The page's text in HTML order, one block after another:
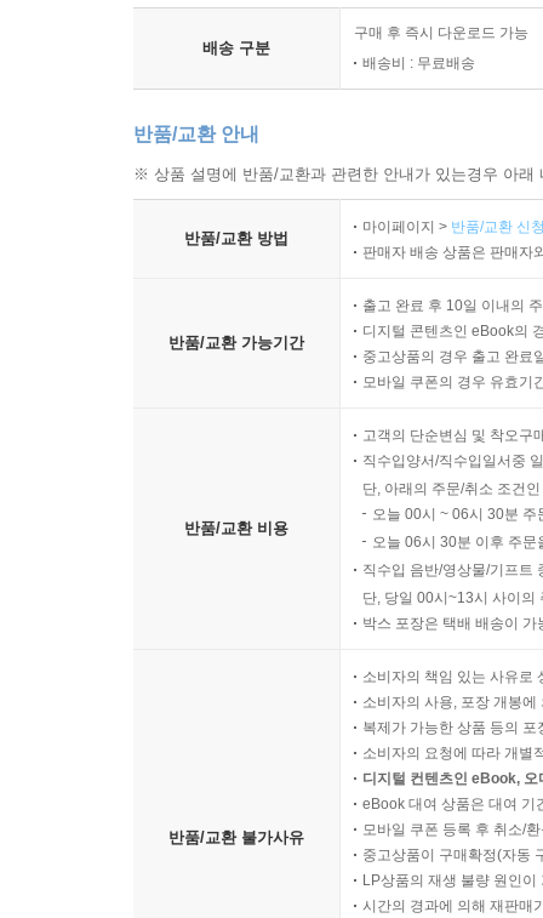
부적합 시공의 판정과 조치 기준
공정 진행률의 확인과 관리 기준
9장 설계변경과 계약 관련 감리 업무
설계변경 발생 원인의 유형
물량 변동의 확인과 기록 기준
추가 공사와 누락 공사의 처리 기준
계약 관련 문서의 검토와 관리
10장 준공 단계의 감리 기준과 문서 정리
준공 전 종합 점검의 수행 기준
준공도서와 제출서류의 검토 기준
준공 보고서의 작성과 보관 기준
배송 구분
구매 후 즉시 다운로드 가능
배송비 : 무료배송
반품/교환 안내
※ 상품 설명에 반품/교환과 관련한 안내가 있는경우 아
반품/교환 방법
마이페이지 > 반품/교환 신
판매자 배송 상품은 판매자
반품/교환 가능기간
출고 완료 후 10일 이내의
디지털 콘텐츠인 eBook의
중고상품의 경우 출고 완료
모바일 쿠폰의 경우 유효기
반품/교환 비용
고객의 단순변심 및 착오구
직수입양서/직수입일서중
단, 아래의 주문/취소 조건
오늘 00시 ~ 06시 30분
오늘 06시 30분 이후 주
직수입 음반/영상물/기프트
단, 당일 00시~13시 사이의
박스 포장은 택배 배송이
반품/교환 불가사유
소비자의 책임 있는 사유로
소비자의 사용, 포장 개봉
복제가 가능한 상품 등의
소비자의 요청에 따라 개별
디지털 컨텐츠인 eBook,
eBook 대여 상품은 대여 기
모바일 쿠폰 등록 후 취소/
중고상품이 구매확정(자동
LP상품의 재생 불량 원인
시간의 경과에 의해 재판매